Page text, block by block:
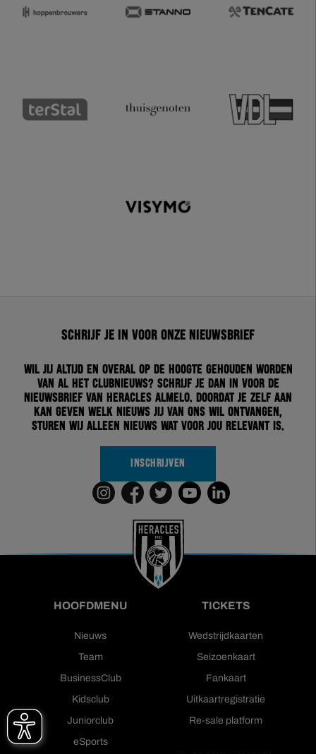
Schrijf je in voor onze nieuwsbrief
Wil jij altijd en overal op de hoogte gehouden worden
van al het clubnieuws? Schrijf je dan in voor de
nieuwsbrief van Heracles Almelo. Doordat je zelf aan
kan geven welk nieuws jij van ons wil ontvangen,
sturen wij alleen nieuws wat voor jou relevant is.
INSCHRIJVEN
HOOFDMENU
Nieuws
Team
BusinessClub
Kidsclub
Juniorclub
eSports
TICKETS
Wedstrijdkaarten
Seizoenkaart
Fankaart
Uitkaartregistratie
Re-sale platform